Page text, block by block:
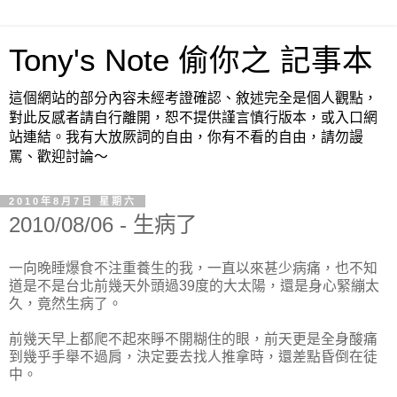
Tony's Note 偷你之 記事本
這個網站的部分內容未經考證確認、敘述完全是個人觀點，
對此反感者請自行離開，恕不提供謹言慎行版本，或入口網
站連結。我有大放厥詞的自由，你有不看的自由，請勿謾
罵、歡迎討論～
2010年8月7日 星期六
2010/08/06 - 生病了
一向晚睡爆食不注重養生的我，一直以來甚少病痛，也不知
道是不是台北前幾天外頭過39度的大太陽，還是身心緊繃太
久，竟然生病了。
前幾天早上都爬不起來睜不開糊住的眼，前天更是全身酸痛
到幾乎手舉不過肩，決定要去找人推拿時，還差點昏倒在徒
中。